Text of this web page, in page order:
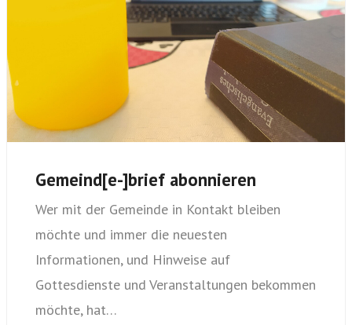
Gemeind[e-]brief abonnieren
Wer mit der Gemeinde in Kontakt bleiben
möchte und immer die neuesten
Informationen, und Hinweise auf
Gottesdienste und Veranstaltungen bekommen
möchte, hat…